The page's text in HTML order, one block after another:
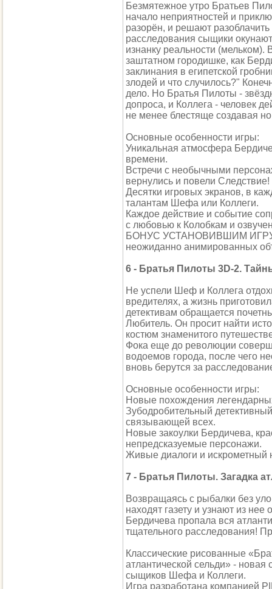
Безмятежное утро Братьев
начало неприятностей и
разорён, и решают
расследования сыщики
изнанку реальности (мельком).
заштатном городишке, как
заклинания в египетской
злодей и что случилось?"
дело. Но Братья Пилоты -
допроса, и Коллега - человек
не менее блестяще создавая
Основные особенности игры:
Уникальная атмосфера
времени.
Встречи с необычными
вернулись и повели Следствие!
Десятки игровых экранов, в
талантам Шефа или Коллеги.
Каждое действие и событие
с любовью к Колобкам и
БОНУС УСТАНОВИВШИМ ИГРУ:
неожиданно анимированных
6 - Братья Пилоты 3D-2.
Не успели Шеф и Коллега
вредителях, а жизнь
детективам обращается
Любитель. Он просит найти
костюм знаменитого
Фока еще до революции
водоемов города, после чего
вновь берутся за
Основные особенности игры:
Новые похождения
Зубодробительный
связывающей всех.
Новые закоулки Бердичева,
непредсказуемые персонажи.
Живые диалоги и искрометный
7 - Братья Пилоты. Загадка
Возвращаясь с рыбалки без
находят газету и узнают из
Бердичева пропала вся
тщательного расследования!
Классические рисованные
атлантической сельди» -
сыщиков Шефа и Коллеги.
Игра разработана компанией